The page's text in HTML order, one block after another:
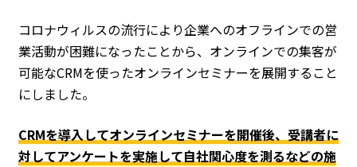
コロナウィルスの流行により企業へのオフラインでの営
業活動が困難になったことから、オンラインでの集客が
可能なCRMを使ったオンラインセミナーを展開すること
にしました。
CRMを導入してオンラインセミナーを開催後、受講者に
対してアンケートを実施して自社関心度を測るなどの施